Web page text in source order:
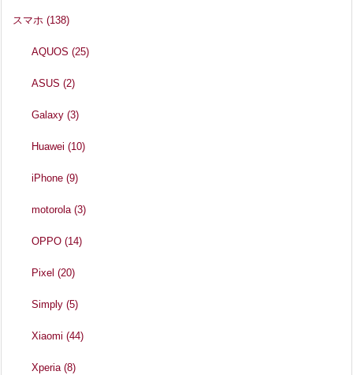
スマホ (138)
AQUOS(25)
ASUS(2)
Galaxy(3)
Huawei(10)
iPhone(9)
motorola(3)
OPPO(14)
Pixel(20)
Simply(5)
Xiaomi(44)
Xperia(8)